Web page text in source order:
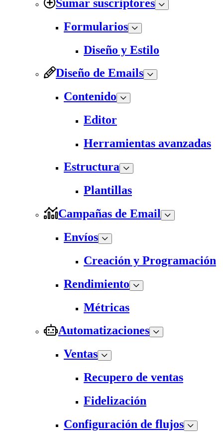
Sumar suscriptores
Formularios
Diseño y Estilo
Diseño de Emails
Contenido
Editor
Herramientas avanzadas
Estructura
Plantillas
Campañas de Email
Envíos
Creación y Programación
Rendimiento
Métricas
Automatizaciones
Ventas
Recupero de ventas
Fidelización
Configuración de flujos